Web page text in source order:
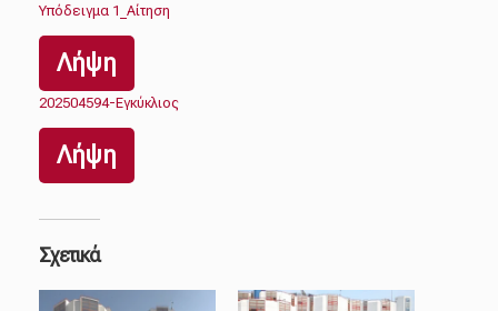
Υπόδειγμα 1_Αίτηση
Λήψη
202504594-Εγκύκλιος
Λήψη
Σχετικά